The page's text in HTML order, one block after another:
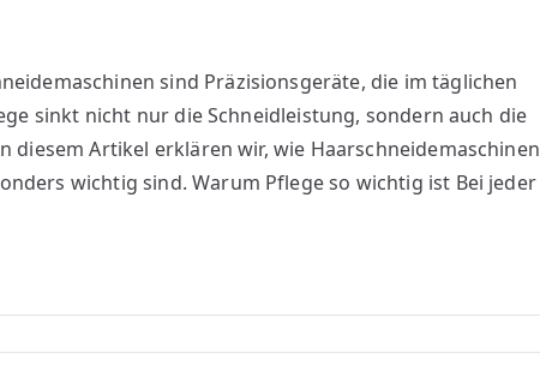
sind Präzisionsgeräte, die im täglichen
sinkt nicht nur die Schneidleistung, sondern auch die
diesem Artikel erklären wir, wie Haarschneidemaschinen
wichtig sind. Warum Pflege so wichtig ist Bei jeder